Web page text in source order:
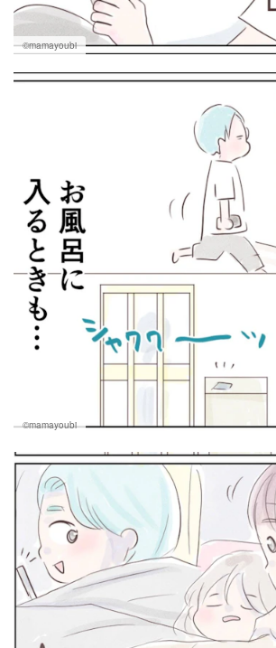
©mamayoubi
©mamayoubi